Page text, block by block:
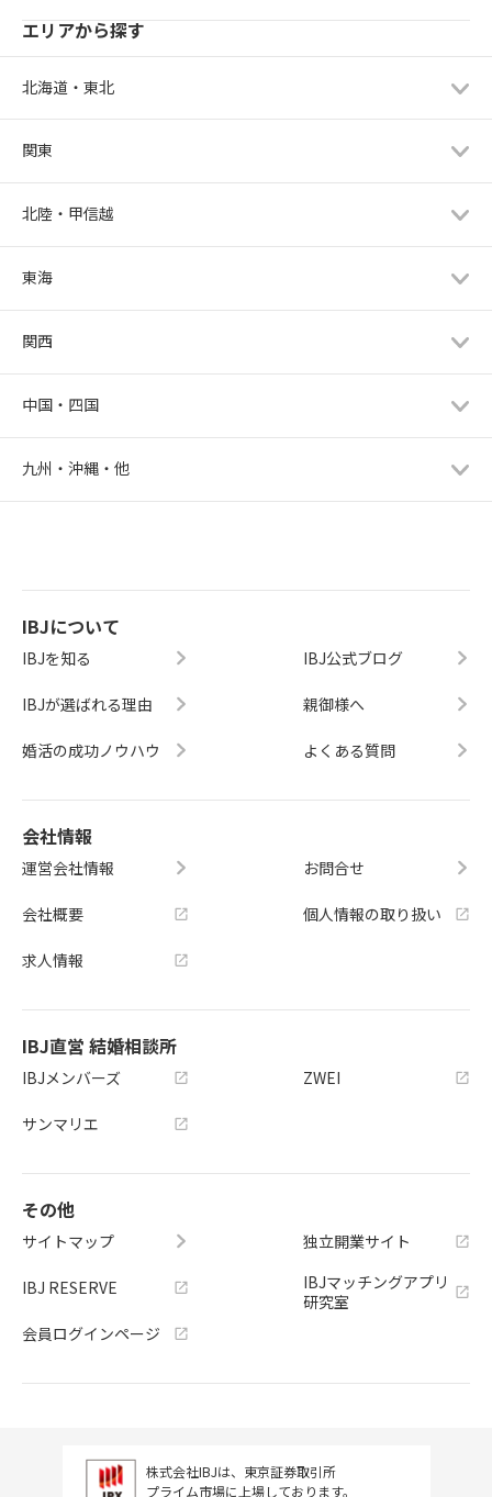
エリアから探す
北海道・東北
関東
北陸・甲信越
東海
関西
中国・四国
九州・沖縄・他
IBJについて
IBJを知る
IBJが選ばれる理由
婚活の成功ノウハウ
IBJ公式ブログ
親御様へ
よくある質問
会社情報
運営会社情報
会社概要
求人情報
お問合せ
個人情報の取り扱い
IBJ直営 結婚相談所
IBJメンバーズ
サンマリエ
ZWEI
その他
サイトマップ
IBJ RESERVE
会員ログインページ
独立開業サイト
IBJマッチングアプリ
研究室
株式会社IBJは、東京証券取引所
プライム市場に上場しております。